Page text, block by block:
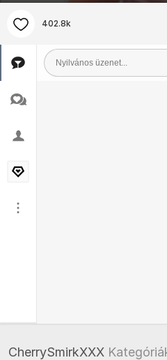
402.8k
CherrySmirkXXX